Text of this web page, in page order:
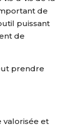
de
puissant
de
prendre
valorisée et